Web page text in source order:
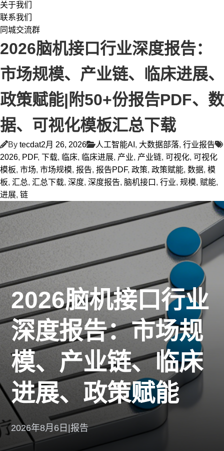
关于我们
联系我们
同城交流群
2026脑机接口行业深度报告：
市场规模、产业链、临床进展、
政策赋能|附50+份报告PDF、数
据、可视化模板汇总下载
By tecdat2月 26, 2026 人工智能AI , 大数据部落, 行业报告
2026, PDF, 下载, 临床, 临床进展, 产业, 产业链, 可视化, 可视化
模板, 市场, 市场规模, 报告, 报告PDF, 政策, 政策赋能, 数据, 模
板, 汇总, 汇总下载, 深度, 深度报告, 脑机接口 , 行业, 规模, 赋能,
进展, 链
2026脑机接口行业
深度报告：市场规
模、产业链、临床
进展、政策赋能
2026年8月6日 |报告